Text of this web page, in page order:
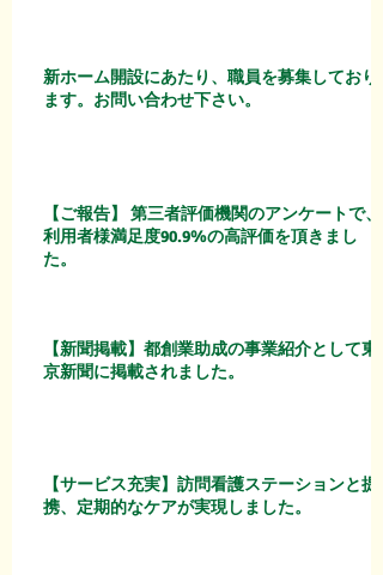
新ホーム開設にあたり、職員を募集しており
ます。お問い合わせ下さい。
【ご報告】 第三者評価機関のアンケートで、
利用者様満足度90.9%の高評価を頂きまし
た。
【新聞掲載】都創業助成の事業紹介として東
京新聞に掲載されました。
【サービス充実】訪問看護ステーションと提
携、定期的なケアが実現しました。